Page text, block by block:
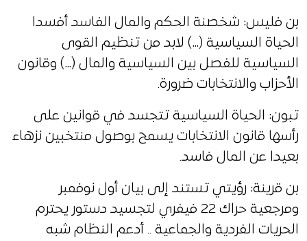
بن فليس: شخصنة الحكم والمال الفاسد أفسدا
الحياة السياسية (…) لابد من تنظيم القوى
السياسية للفصل بين السياسية والمال (…) وقانون
الأحزاب والانتخابات ضرورة.
تبون: الحياة السياسية تتجسد في قوانين على
رأسها قانون الانتخابات يسمح بوصول منتخبين نزهاء
بعيدا عن المال فاسد.
بن قرينة: رؤيتي تستند إلى بيان أول نوفمبر
ومرجعية حراك 22 فيفري لتجسيد دستور يحترم
الحريات الفردية والجماعية .. أدعم النظام شبه